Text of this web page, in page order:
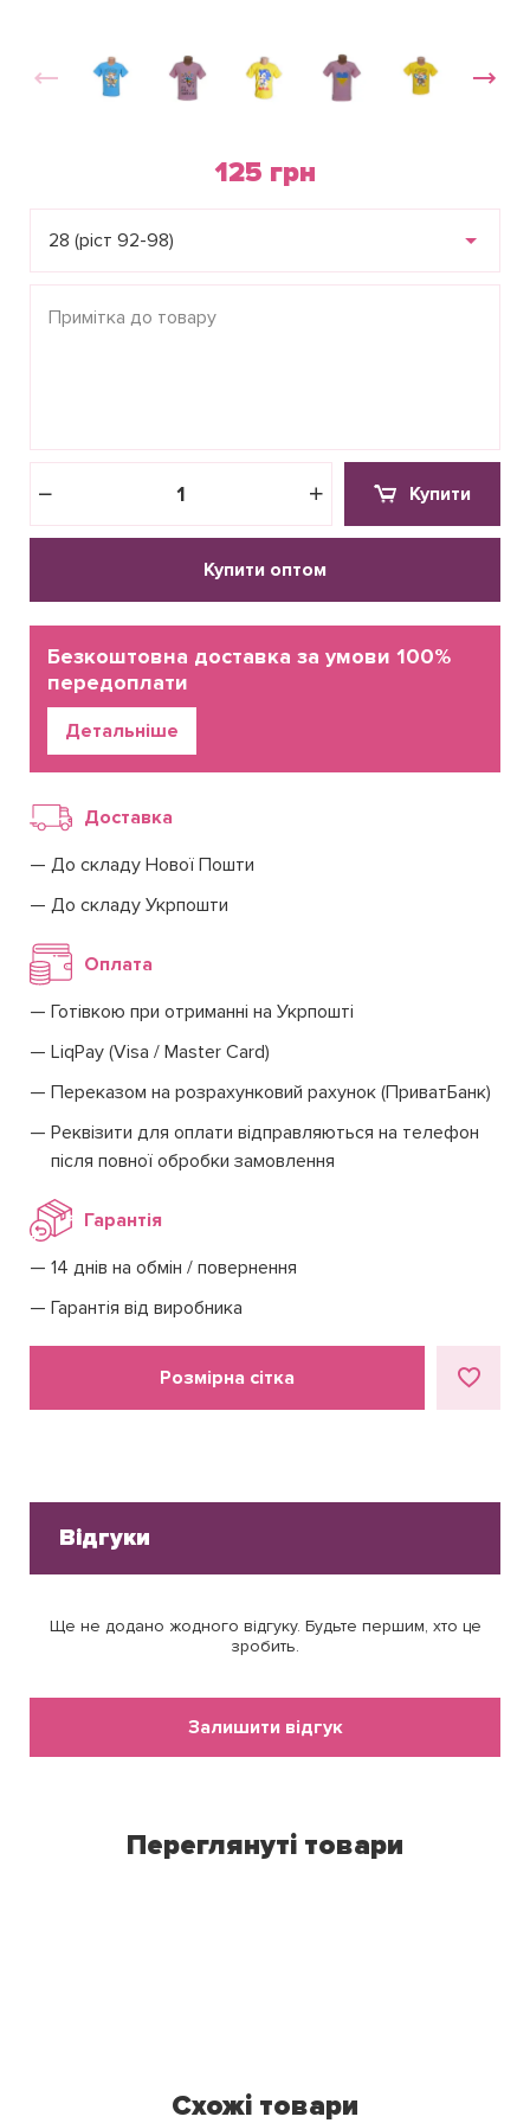
125 грн
28 (ріст 92-98)
Купити
Купити оптом
Детальніше
Безкоштовна доставка за умови 100%
передоплати
Доставка
До складу Нової Пошти
До складу Укрпошти
Оплата
Готівкою при отриманні на Укрпошті
LiqPay (Visa / Master Card)
Переказом на розрахунковий рахунок (ПриватБанк)
Реквізити для оплати відправляються на телефон
після повної обробки замовлення
Гарантія
14 днів на обмін / повернення
Гарантія від виробника
Розмірна сітка
Відгуки
Ще не додано жодного відгуку. Будьте першим, хто це
зробить.
Залишити відгук
Переглянуті товари
Схожі товари